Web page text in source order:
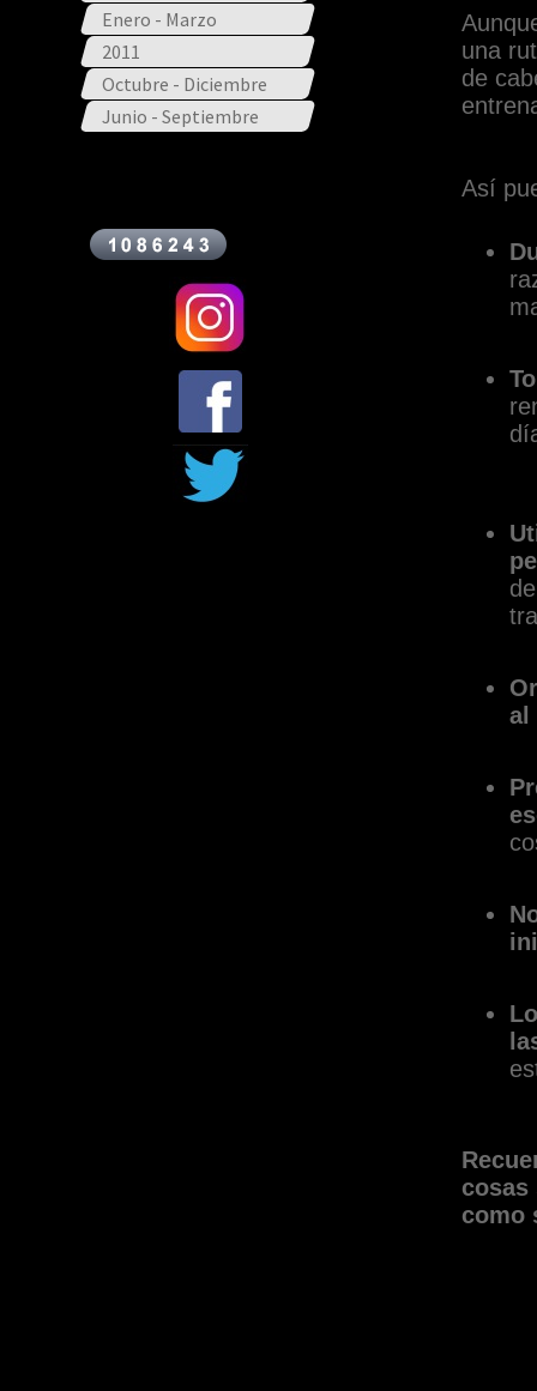
Enero - Marzo
2011
Octubre - Diciembre
Junio - Septiembre
una
de
Así
al
cosas
como